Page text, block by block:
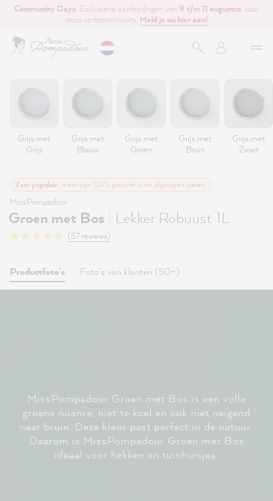
hoofdinhoud
Community Days: Exclusieve aanbiedingen van 9 t/m 11 augustus , voor
onze verfcommunity. Meld je nu hier aan!
Grijs met
Grijs
Grijs met
Blauw
Grijs met
Groen
Grijs met
Bruin
Grijs met
Zwart
Zeer populair: meer dan 1241x gekocht in de afgelopen weken.
MissPompadour
Groen met Bos Lekker Robuust 1L
(57 reviews)
Productfoto's Foto's van klanten (50+)
MissPompadour Groen met Bos is een volle
groene nuance, niet te koel en ook niet neigend
naar bruin. Deze kleur past perfect in de natuur.
Daarom is MissPompadour Groen met Bos
ideaal voor hekken en tuinhuisjes.